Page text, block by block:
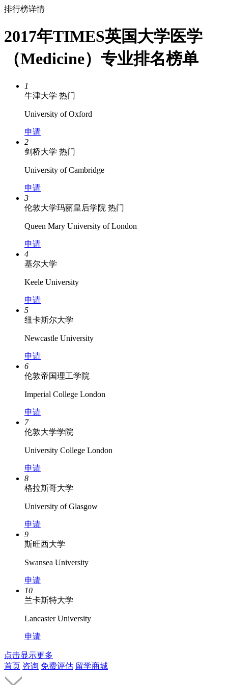
排行榜详情
2017年TIMES英国大学医学
（Medicine）专业排名榜单
1
牛津大学 热门
University of Oxford
申请
2
剑桥大学 热门
University of Cambridge
申请
3
伦敦大学玛丽皇后学院 热门
Queen Mary University of London
申请
4
基尔大学
Keele University
申请
5
纽卡斯尔大学
Newcastle University
申请
6
伦敦帝国理工学院
Imperial College London
申请
7
伦敦大学学院
University College London
申请
8
格拉斯哥大学
University of Glasgow
申请
9
斯旺西大学
Swansea University
申请
10
兰卡斯特大学
Lancaster University
申请
点击显示更多
首页 咨询 免费评估 留学商城